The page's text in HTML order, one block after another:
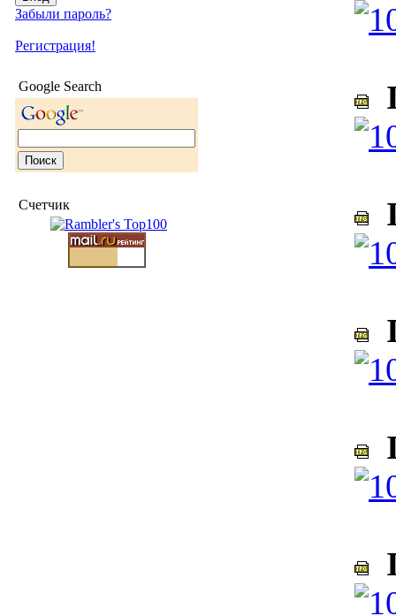
Забыли пароль?
Регистрация!
Google Search
Счетчик